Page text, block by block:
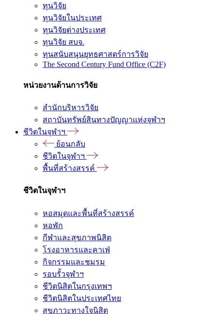
ทุนวิจัย
ทุนวิจัยในประเทศ
ทุนวิจัยต่างประเทศ
ทุนวิจัย สบจ.
ทุนสนับสนุนยุทธศาสตร์การวิจัย
The Second Century Fund Office (C2F)
หน่วยงานด้านการวิจัย
สำนักบริหารวิจัย
สถาบันทรัพย์สินทางปัญญาแห่งจุฬาฯ
ชีวิตในจุฬาฯ
ย้อนกลับ
ชีวิตในจุฬาฯ
พื้นที่สร้างสรรค์
ชีวิตในจุฬาฯ
หอสมุดและพื้นที่สร้างสรรค์
หอพัก
กีฬาและสุขภาพนิสิต
โรงอาหารและคาเฟ่
กิจกรรมและชมรม
รอบรั้วจุฬาฯ
ชีวิตนิสิตในกรุงเทพฯ
ชีวิตนิสิตในประเทศไทย
สุขภาวะทางใจนิสิต